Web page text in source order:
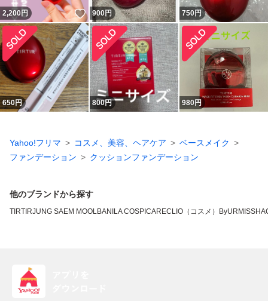
2,200円 いいね！
900円 750円
650円 800円 980円
Yahoo!フリマ コスメ、美容、ヘアケア
ベースメイク
ファンデーション
クッションファンデーション
他のブランドから探す
TIRTIRJUNG SAEM MOOLBANILA COSPICARECLIO（コスメ） ByUR MISSHA